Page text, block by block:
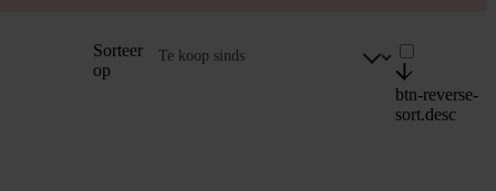
Sorteer
op
btn-reverse-
sort.desc